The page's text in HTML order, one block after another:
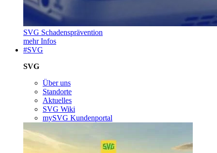
SVG Schadensprävention
mehr Infos
#SVG
SVG
Über uns
Standorte
Aktuelles
SVG Wiki
mySVG Kundenportal